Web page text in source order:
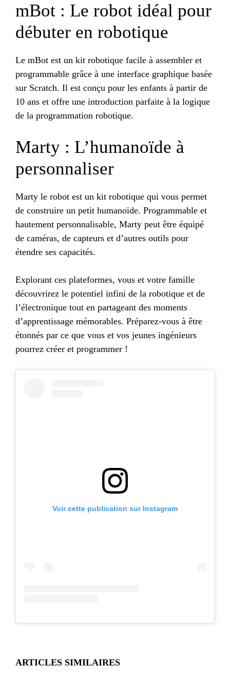
mBot : Le robot idéal pour
débuter en robotique
Le mBot est un kit robotique facile à assembler et
programmable grâce à une interface graphique basée
sur Scratch. Il est conçu pour les enfants à partir de
10 ans et offre une introduction parfaite à la logique
de la programmation robotique.
Marty : L’humanoïde à
personnaliser
Marty le robot est un kit robotique qui vous permet
de construire un petit humanoïde. Programmable et
hautement personnalisable, Marty peut être équipé
de caméras, de capteurs et d’autres outils pour
étendre ses capacités.
Explorant ces plateformes, vous et votre famille
découvrirez le potentiel infini de la robotique et de
l’électronique tout en partageant des moments
d’apprentissage mémorables. Préparez-vous à être
étonnés par ce que vous et vos jeunes ingénieurs
pourrez créer et programmer !
Voir cette publication sur Instagram
ARTICLES SIMILAIRES